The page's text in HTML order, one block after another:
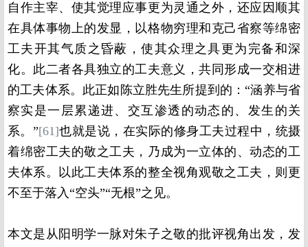
自作主宰、使其觉理应事更为灵通之外，还应因顺其
在具体事物上的发显，以格物穷理和克己省察等绵密
工夫开其气质之昏蔽，使其众理之具更为完备和深
化。此二者各具独立的工夫意义，共同形成一交相进
的工夫体系。此正如陈立胜先生所提到的：“涵养与省
察实是一层累递进、交互渗透的动态的、发生的关
系。”[61]也就是说，在实际的修身工夫过程中，统摄
着绵密工夫的敬之工夫，乃成为一立体的、动态的工
夫体系。以此工夫体系的整全视角观敬之工夫，则更
不至于落入“空头”“无根”之见。
本文是从阳明学一脉对朱子之敬的批评视角出发，发